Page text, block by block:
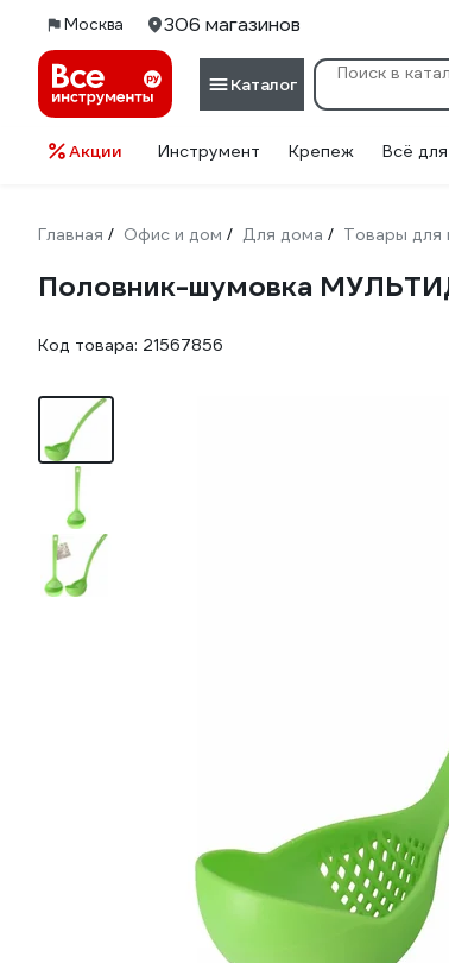
Москва 306 магазинов
Каталог
Акции Инструмент Крепеж Всё
Главная / Офис и дом / Для дома / Товары для
Половник-шумовка
Код товара: 21567856